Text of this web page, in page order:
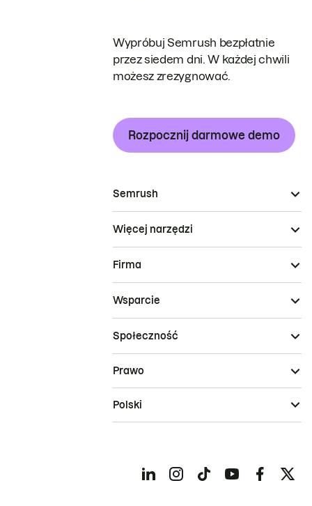
Wypróbuj Semrush bezpłatnie
przez siedem dni. W każdej chwili
możesz zrezygnować.
Rozpocznij darmowe demo
Semrush
Więcej narzędzi
Firma
Wsparcie
Społeczność
Prawo
Polski